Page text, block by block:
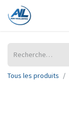
Tous les produits